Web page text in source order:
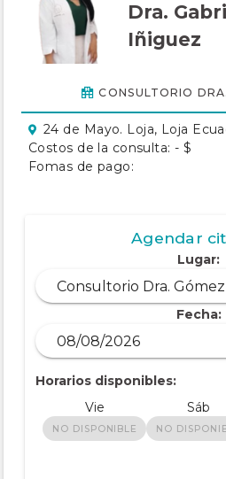
Dra.
Iñiguez
CONSULTORIO
24 de Mayo. Loja, Loja
Costos de la consulta: - $
Fomas de pago:
Agendar
Lugar:
Consultorio Dra. Gómez
Fecha:
Horarios disponibles:
Vie
NO DISPONIBLE
Sáb
NO